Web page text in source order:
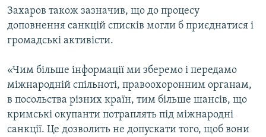
Захаров також зазначив, що до процесу
доповнення санкцій списків могли б приєднатися і
громадські активісти.
«Чим більше інформації ми зберемо і передамо
міжнародній спільноті, правоохоронним органам,
в посольства різних країн, тим більше шансів, що
кримські окупанти потраплять під міжнародні
санкції. Це дозволить не допускати того, щоб вони